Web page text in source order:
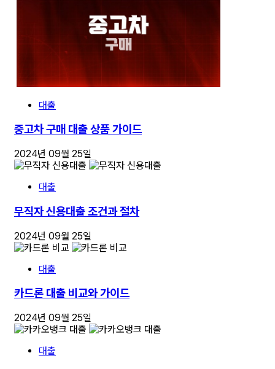
대출
중고차 구매 대출 상품 가이드
2024년 09월 25일
대출
무직자 신용대출 조건과 절차
2024년 09월 25일
대출
카드론 대출 비교와 가이드
2024년 09월 25일
대출